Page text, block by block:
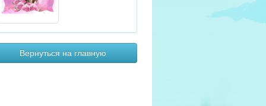
Вернуться на главную